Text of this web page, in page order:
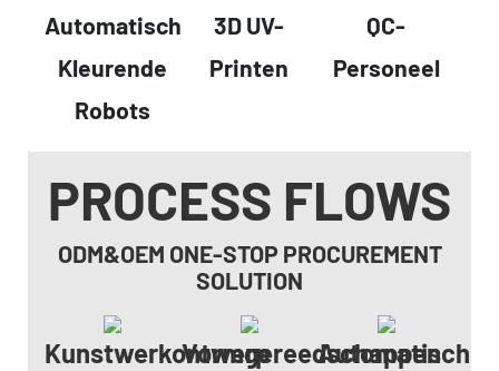
Automatisch
Kleurende
Robots
3D UV-
Printen
QC-
Personeel
PROCESS FLOWS
ODM&OEM ONE-STOP PROCUREMENT
SOLUTION
KunstwerkontwerpVormgereedschappen
Automatisch